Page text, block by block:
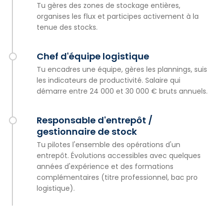
Tu gères des zones de stockage entières,
organises les flux et participes activement à la
tenue des stocks.
Chef d'équipe logistique
Tu encadres une équipe, gères les plannings, suis
les indicateurs de productivité. Salaire qui
démarre entre 24 000 et 30 000 € bruts annuels.
Responsable d'entrepôt /
gestionnaire de stock
Tu pilotes l'ensemble des opérations d'un
entrepôt. Évolutions accessibles avec quelques
années d'expérience et des formations
complémentaires (titre professionnel, bac pro
logistique).